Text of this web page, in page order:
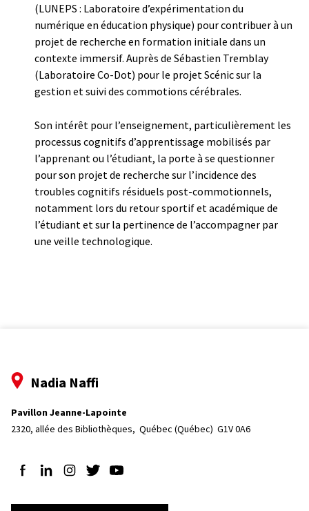
(LUNEPS : Laboratoire d’expérimentation du
numérique en éducation physique) pour contribuer à un
projet de recherche en formation initiale dans un
contexte immersif. Auprès de Sébastien Tremblay
(Laboratoire Co-Dot) pour le projet Scénic sur la
gestion et suivi des commotions cérébrales.
Son intérêt pour l’enseignement, particulièrement les
processus cognitifs d’apprentissage mobilisés par
l’apprenant ou l’étudiant, la porte à se questionner
pour son projet de recherche sur l’incidence des
troubles cognitifs résiduels post-commotionnels,
notamment lors du retour sportif et académique de
l’étudiant et sur la pertinence de l’accompagner par
une veille technologique.
Nadia Naffi
Pavillon Jeanne-Lapointe
2320, allée des Bibliothèques, Québec (Québec)  G1V 0A6
Suivez-nous sur Facebook
Suivez-nous sur LinkedIn
Suivez-nous sur Instagram
Suivez-nous sur Twitter
Suivez-nous sur YouTube